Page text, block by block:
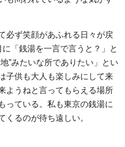
必ず笑顔があふれる日々が戻
「銭湯を一言で言うと？」と
”みたいな所でありたい」とい
子供も大人も楽しみにして来
ようねと言ってもらえる場所
っている。私も東京の銭湯に
くるのが待ち遠しい。